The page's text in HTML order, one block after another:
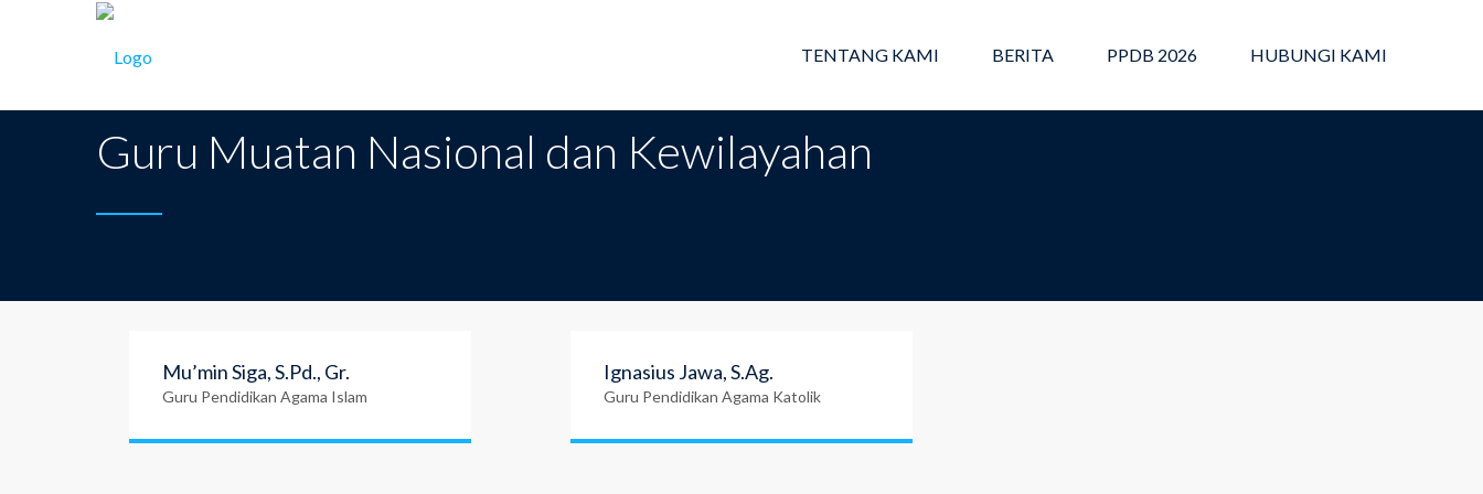
TENTANG KAMI BERITA PPDB 2026 HUBUNGI KAMI
SMK Dirgantara Putra Bangsa
Guru Muatan Nasional dan Kewilayahan
Mu’min Siga, S.Pd., Gr.
Guru Pendidikan Agama Islam
Ignasius Jawa, S.Ag.
Guru Pendidikan Agama Katolik